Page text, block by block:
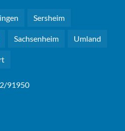
Sersheim
Sachsenheim Umland
91950